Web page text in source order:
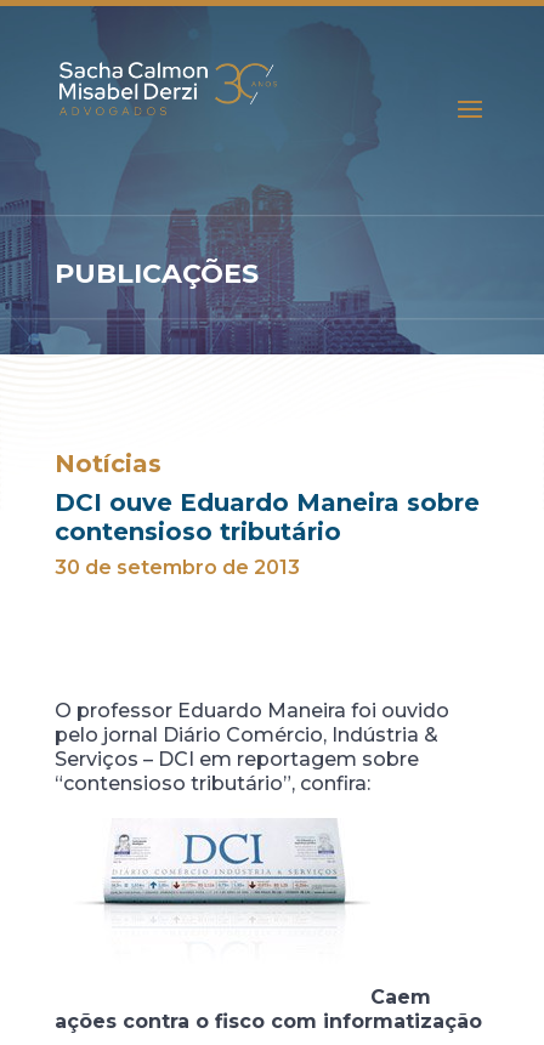
PUBLICAÇÕES
Notícias
DCI ouve Eduardo Maneira sobre
contensioso tributário
30 de setembro de 2013
O professor Eduardo Maneira foi ouvido
pelo jornal Diário Comércio, Indústria &
Serviços – DCI em reportagem sobre
“contensioso tributário”, confira:
Caem
ações contra o fisco com informatização